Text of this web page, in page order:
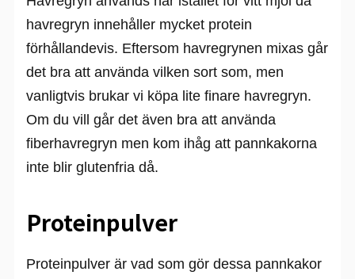
havregryn innehåller mycket protein
förhållandevis. Eftersom havregrynen mixas går
det bra att använda vilken sort som, men
vanligtvis brukar vi köpa lite finare havregryn.
Om du vill går det även bra att använda
fiberhavregryn men kom ihåg att pannkakorna
inte blir glutenfria då.
Proteinpulver
Proteinpulver är vad som gör dessa pannkakor